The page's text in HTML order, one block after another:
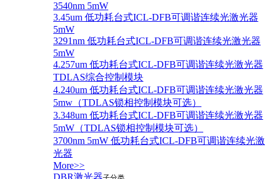
3540nm 5mW
3.45um 低功耗台式ICL-DFB可调谐连续光激光器
5mW
3291nm 低功耗台式ICL-DFB可调谐连续光激光器
5mW
4.257um 低功耗台式ICL-DFB可调谐连续光激光器
TDLAS综合控制模块
4.240um 低功耗台式ICL-DFB可调谐连续光激光器
5mw（TDLAS锁相控制模块可选）
3.348um 低功耗台式ICL-DFB可调谐连续光激光器
5mW（TDLAS锁相控制模块可选）
3700nm 5mW 低功耗台式ICL-DFB可调谐连续光激
光器
More>>
DBR激光器